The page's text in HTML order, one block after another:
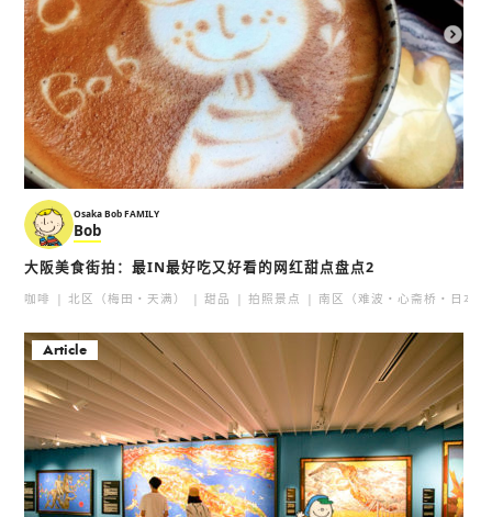
Osaka Bob FAMILY
Bob
大阪美食街拍：最IN最好吃又好看的网红甜点盘点2
咖啡 北区（梅田・天满） 甜品 拍照景点 南区（难波・心斋桥・日本
Article